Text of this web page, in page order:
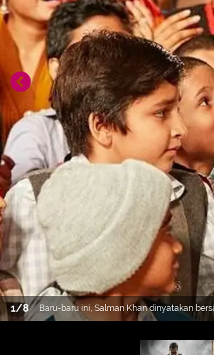
1/8
Baru-baru ini, Salman Khan dinyatakan
Peristiwa itu sendiri terjadi pada 1 Oktober